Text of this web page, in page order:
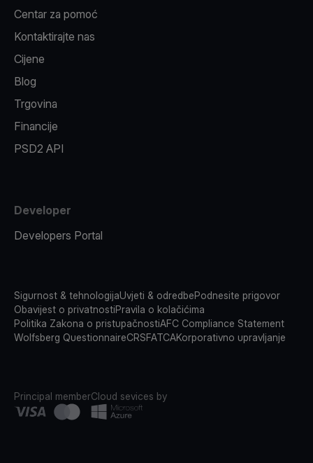
Centar za pomoć
Kontaktirajte nas
Cijene
Blog
Trgovina
Financije
PSD2 API
Developer
Developers Portal
Sigurnost & tehnologijaUvjeti & odredbePodnesite prigovor
Obavijest o privatnostiPravila o kolačićima
Politika Zakona o pristupačnostiAFC Compliance Statement
Wolfsberg QuestionnaireCRSFATCAKorporativno upravljanje
Principal memberCloud sevices by